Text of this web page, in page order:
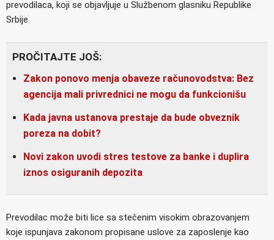
prevodilaca, koji se objavljuje u Službenom glasniku Republike
Srbije.
PROČITAJTE JOŠ:
Zakon ponovo menja obaveze računovodstva: Bez
agencija mali privrednici ne mogu da funkcionišu
Kada javna ustanova prestaje da bude obveznik
poreza na dobit?
Novi zakon uvodi stres testove za banke i duplira
iznos osiguranih depozita
Prevodilac može biti lice sa stečenim visokim obrazovanjem
koje ispunjava zakonom propisane uslove za zaposlenje kao